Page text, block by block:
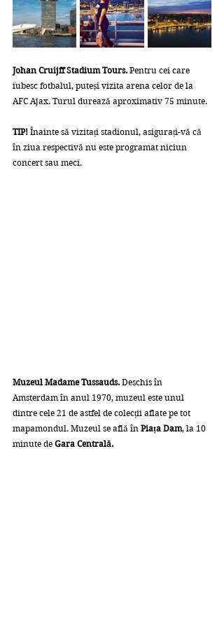
Johan Cruijff Stadium Tours. Pentru cei care
iubesc fotbalul, puteși vizita arena celor de la
AFC Ajax. Turul durează aproximativ 75 minute.
TIP! Înainte să vizitați stadionul, asigurați-vă că
în ziua respectivă nu este programat niciun
concert sau meci.
Muzeul Madame Tussauds. Deschis în
Amsterdam în anul 1970, muzeul este unul
dintre cele 21 de astfel de colecții aflate pe tot
mapamondul. Muzeul se află în Piața Dam, la 10
minute de Gara Centrală.